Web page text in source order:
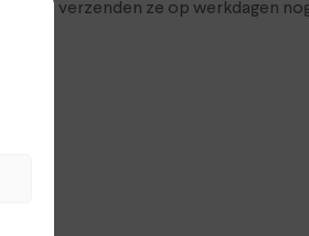
Wij verzenden ze op werkdagen